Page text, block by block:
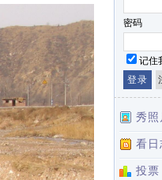
密码
记住
秀照
看日
投票